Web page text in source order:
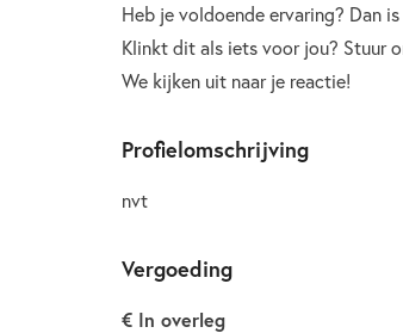
Heb je voldoende ervaring? Dan
Klinkt dit als iets voor jou? Stuur
We kijken uit naar je reactie!
Profielomschrijving
nvt
Vergoeding
€ In overleg